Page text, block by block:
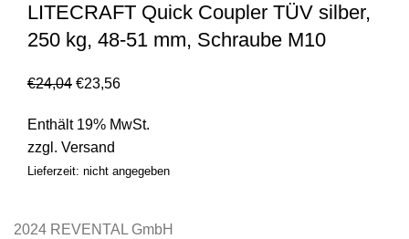
LITECRAFT Quick Coupler TÜV silber,
250 kg, 48-51 mm, Schraube M10
€24,04 €23,56
Enthält 19% MwSt.
zzgl. Versand
Lieferzeit: nicht angegeben
2024 REVENTAL GmbH